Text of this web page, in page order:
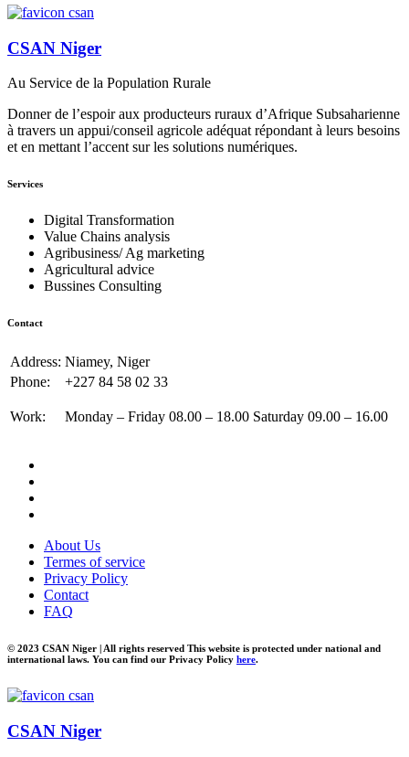
CSAN Niger
Au Service de la Population Rurale
Donner de l’espoir aux producteurs ruraux d’Afrique Subsaharienne
à travers un appui/conseil agricole adéquat répondant à leurs besoins
et en mettant l’accent sur les solutions numériques.
Services
Digital Transformation
Value Chains analysis
Agribusiness/ Ag marketing
Agricultural advice
Bussines Consulting
Contact
Address: Niamey, Niger
Phone:
+227 84 58 02 33
Work: Monday – Friday 08.00 – 18.00 Saturday 09.00 – 16.00
About Us
Termes of service
Privacy Policy
Contact
FAQ
© 2023 CSAN Niger | All rights reserved This website is protected under national and
international laws. You can find our Privacy Policy here.
CSAN Niger